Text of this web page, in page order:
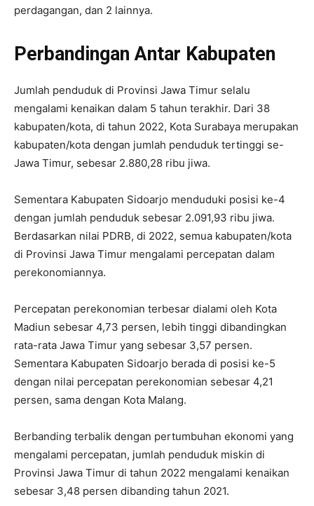
perdagangan, dan 2 lainnya.
Perbandingan Antar Kabupaten
Jumlah penduduk di Provinsi Jawa Timur selalu
mengalami kenaikan dalam 5 tahun terakhir. Dari 38
kabupaten/kota, di tahun 2022, Kota Surabaya merupakan
kabupaten/kota dengan jumlah penduduk tertinggi se-
Jawa Timur, sebesar 2.880,28 ribu jiwa.
Sementara Kabupaten Sidoarjo menduduki posisi ke-4
dengan jumlah penduduk sebesar 2.091,93 ribu jiwa.
Berdasarkan nilai PDRB, di 2022, semua kabupaten/kota
di Provinsi Jawa Timur mengalami percepatan dalam
perekonomiannya.
Percepatan perekonomian terbesar dialami oleh Kota
Madiun sebesar 4,73 persen, lebih tinggi dibandingkan
rata-rata Jawa Timur yang sebesar 3,57 persen.
Sementara Kabupaten Sidoarjo berada di posisi ke-5
dengan nilai percepatan perekonomian sebesar 4,21
persen, sama dengan Kota Malang.
Berbanding terbalik dengan pertumbuhan ekonomi yang
mengalami percepatan, jumlah penduduk miskin di
Provinsi Jawa Timur di tahun 2022 mengalami kenaikan
sebesar 3,48 persen dibanding tahun 2021.